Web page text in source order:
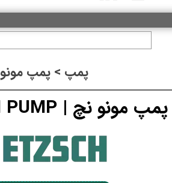
پمپ > پمپ مونو
پمپ مونو نچ | NETZSCH PUMP